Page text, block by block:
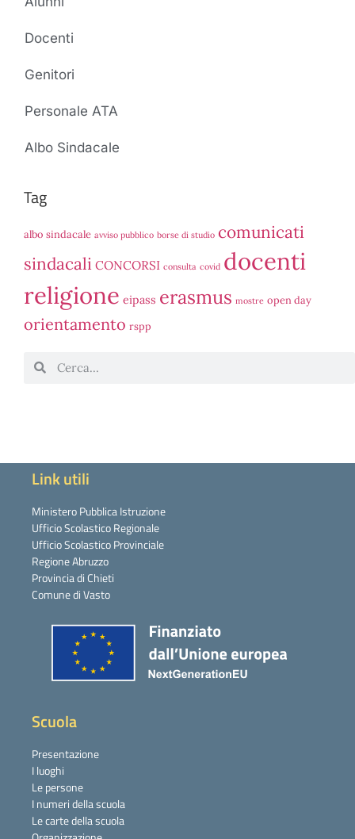
Docenti
Genitori
Personale ATA
Albo Sindacale
Tag
albo sindacale avviso pubblico borse di studio comunicati
sindacali CONCORSI consulta covid docenti
religione eipass erasmus mostre open day
orientamento rspp
Link utili
Ministero Pubblica Istruzione
Ufficio Scolastico Regionale
Ufficio Scolastico Provinciale
Regione Abruzzo
Provincia di Chieti
Comune di Vasto
Scuola
Presentazione
I luoghi
Le persone
I numeri della scuola
Le carte della scuola